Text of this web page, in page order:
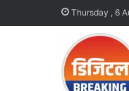
Thursday , 6